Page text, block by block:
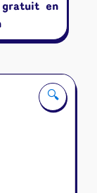
🔍
en